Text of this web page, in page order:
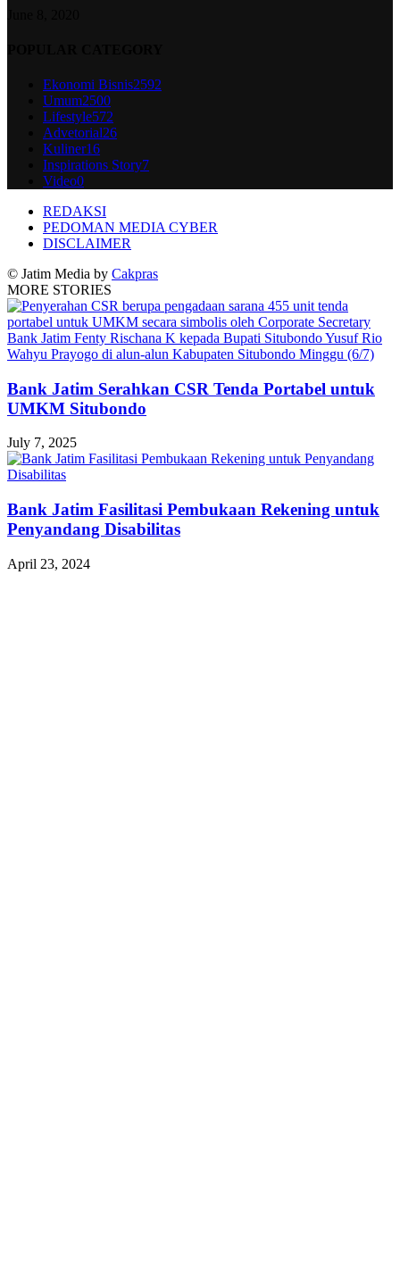
Ekonomi Bisnis2592
Umum2500
Lifestyle572
Advetorial26
Kuliner16
Inspirations Story7
Video0
REDAKSI
PEDOMAN MEDIA CYBER
DISCLAIMER
© Jatim Media by Cakpras
MORE STORIES
Bank Jatim Serahkan CSR Tenda Portabel untuk
UMKM Situbondo
July 7, 2025
Bank Jatim Fasilitasi Pembukaan Rekening untuk
Penyandang Disabilitas
April 23, 2024